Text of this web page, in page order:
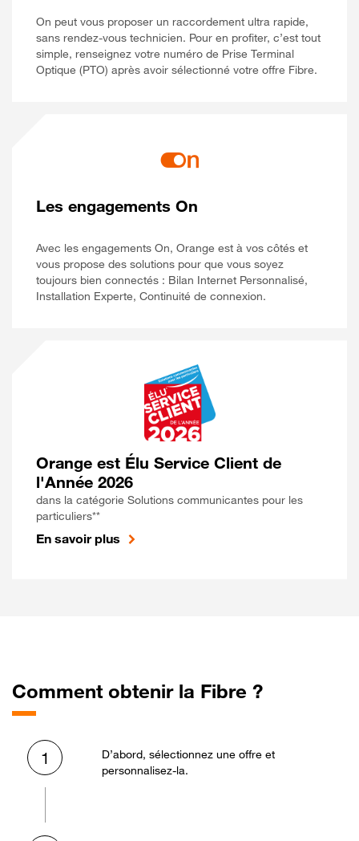
On peut vous proposer un raccordement ultra rapide,
sans rendez-vous technicien. Pour en profiter, c’est tout
simple, renseignez votre numéro de Prise Terminal
Optique (PTO) après avoir sélectionné votre offre Fibre.
Les engagements On
Avec les engagements On, Orange est à vos côtés et
vous propose des solutions pour que vous soyez
toujours bien connectés : Bilan Internet Personnalisé,
Installation Experte, Continuité de connexion.
Orange est Élu Service Client de
l'Année 2026
dans la catégorie Solutions communicantes pour les
particuliers**
En savoir plus
Comment obtenir la Fibre ?
1
D’abord, sélectionnez une offre et
personnalisez-la.